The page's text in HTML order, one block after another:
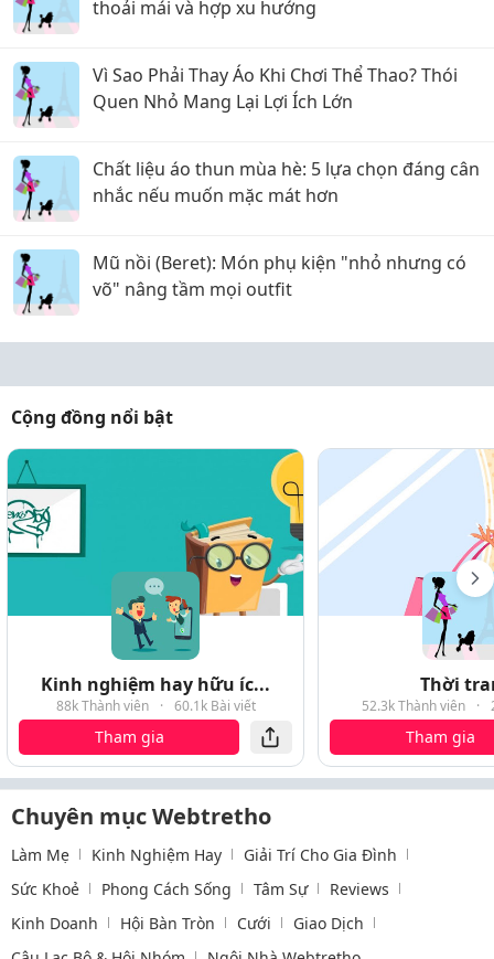
thoải mái và hợp xu hướng
Vì Sao Phải Thay Áo Khi Chơi Thể Thao? Thói
Quen Nhỏ Mang Lại Lợi Ích Lớn
Chất liệu áo thun mùa hè: 5 lựa chọn đáng cân
nhắc nếu muốn mặc mát hơn
Mũ nồi (Beret): Món phụ kiện "nhỏ nhưng có
võ" nâng tầm mọi outfit
Cộng đồng nổi bật
Kinh nghiệm hay hữu íc...
88k Thành viên · 60.1k Bài viết
Tham gia
Thời
52.3k Thành viên ·
Tham gia
Chuyên mục Webtretho
Làm Mẹ Kinh Nghiệm Hay
Giải Trí Cho Gia Đình
Sức Khoẻ
Phong Cách Sống Tâm Sự
Reviews
Kinh Doanh
Hội Bàn Tròn Cưới
Giao Dịch